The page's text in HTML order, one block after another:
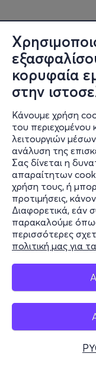
κορυφαία
στην
Κάνουμε χρήση
του περιεχομένου
λειτουργιών
ανάλυση της
Σας δίνεται η
απαραίτητων
χρήση τους, ή
προτιμήσεις,
Διαφορετικά, εάν
παρακαλούμε
περισσότερες
πολιτική μας για